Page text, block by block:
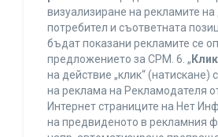
визуализиране на рекламите
потребител и съответната
бъдат показани рекламите се
предложението за CPM. 6. „ Клик
на действие „клик“ (натискане)
на реклама на Рекламодателя
Интернет страниците на Нет
на предвиденото в рекламния